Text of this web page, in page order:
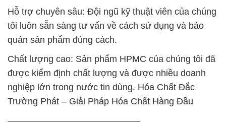
Hỗ trợ chuyên sâu: Đội ngũ kỹ thuật viên của chúng
tôi luôn sẵn sàng tư vấn về cách sử dụng và bảo
quản sản phẩm đúng cách.
Chất lượng cao: Sản phẩm HPMC của chúng tôi đã
được kiểm định chất lượng và được nhiều doanh
nghiệp lớn trong nước tin dùng. Hóa Chất Đắc
Trường Phát – Giải Pháp Hóa Chất Hàng Đầu
——————————————–